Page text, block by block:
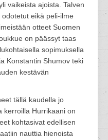
vaikeista ajoista. Talven
eikä peli-ilme
otteet Suomen
on päässyt taas
sopimuksella
Konstantin Shumov teki
kestävän
tällä kaudella jo
kerroilla Hurrikaani on
kohtasivat edellisen
nauttia hienoista